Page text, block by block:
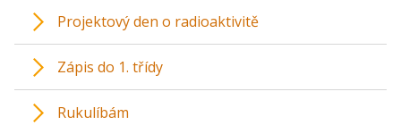
Projektový den o radioaktivitě
Zápis do 1. třídy
Rukulíbám